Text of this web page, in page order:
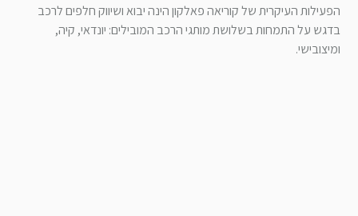
הפעילות העיקרית של קוריאה פאלקון הינה יבוא ושיווק חלפים לרכב
בדגש על התמחות בשלושת מותגי הרכב המובילים: יונדאי, קיה,
ומיצובישי.